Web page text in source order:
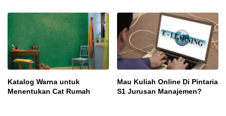
Katalog Warna untuk
Menentukan Cat Rumah
Mau Kuliah Online Di Pintaria
S1 Jurusan Manajemen?